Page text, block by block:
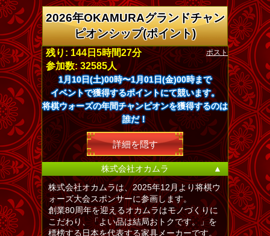
2026年OKAMURAグランドチャン
ピオンシップ(ポイント)
ポスト
残り: 144日5時間27分
参加数: 32585人
1月10日(土)00時〜1月01日(金)00時まで
イベントで獲得するポイントにて競います。
将棋ウォーズの年間チャンピオンを獲得するのは
誰だ！
詳細を隠す
株式会社オカムラ
▲
株式会社オカムラは、2025年12月より将棋ウ
ォーズ大会スポンサーに参画します。
創業80周年を迎えるオカムラはモノづくりに
こだわり、「よい品は結局おトクです。」を
標榜する日本を代表する家具メーカーです。